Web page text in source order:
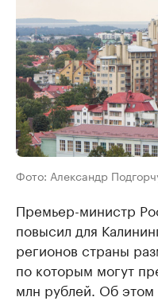
Фото: Александр
Премьер-министр
повысил для
регионов страны
по которым могут
млн рублей. Об